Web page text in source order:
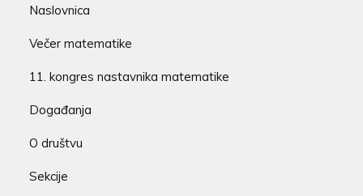
Naslovnica
Večer matematike
11. kongres nastavnika matematike
Događanja
O društvu
Sekcije